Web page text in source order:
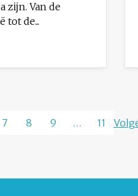
zijn. Van de
tot de...
7 8 9 … 11